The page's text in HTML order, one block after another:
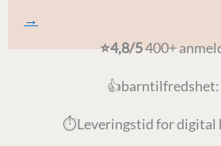
→
⭐4,8/5400+
👍barntilfredshet:
⏱️Leveringstid for digital